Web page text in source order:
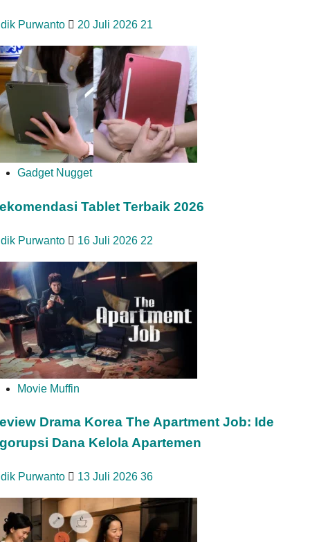
Purwanto 20 Juli 2026 21
Gadget Nugget
Tablet Terbaik 2026
Purwanto 16 Juli 2026 22
Movie Muffin
Drama Korea The Apartment Job: Ide
Dana Kelola Apartemen
Purwanto 13 Juli 2026 36